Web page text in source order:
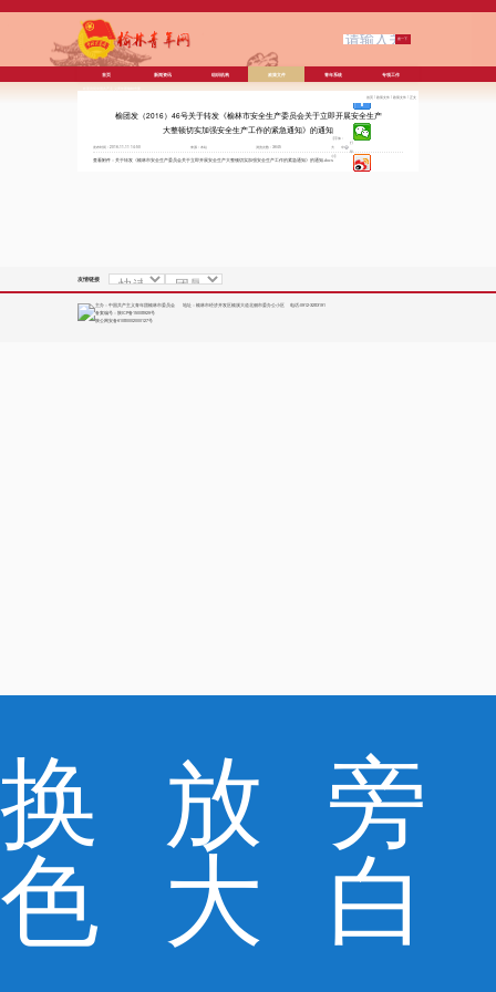
换
色
放
大
旁
白
欢迎访问中国共产主义青年团榆林市委
首页 新闻资讯 组织机构 政策文件 青年系统 专项工作
首页 / 政策文件 / 政策文件 / 正文
榆团发（2016）46号关于转发《榆林市安全生产委员会关于立即开展安全生产
大整顿切实加强安全生产工作的紧急通知》的通知
发布时间：2016-11-11 14:50 来源：本站 浏览次数：3645
【字体：
大
中
小】
打
印
查看附件： 关于转发《榆林市安全生产委员会关于立即开展安全生产大整顿切实加强安全生产工作的紧急通知》的通知.docx
友情链接
主办：中国共产主义青年团榆林市委员会 地址：榆林市经济开发区榆溪大道北侧市委办公小区 电话:0912-3283191
备案编号： 陕ICP备15008929号
陕公网安备61080002000127号